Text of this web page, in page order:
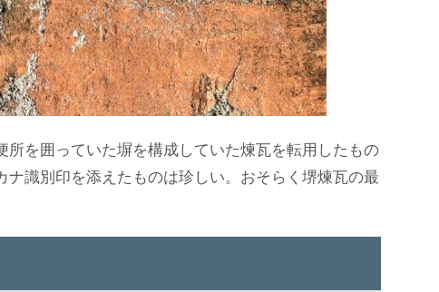
を囲っていた塀を構成していた煉瓦を転用したもの
識別印を添えたものは珍しい。おそらく堺煉瓦の最